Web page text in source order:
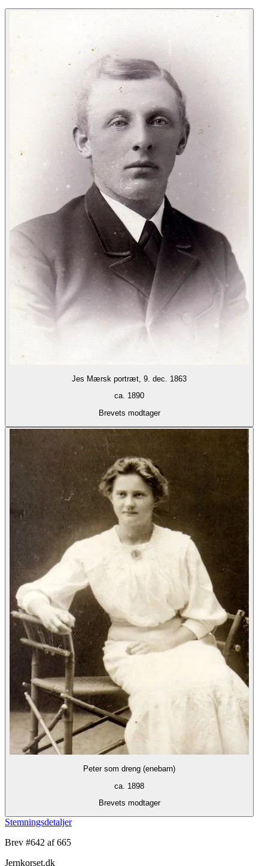
Jes Mærsk portræt, 9. dec. 1863
ca. 1890
Brevets modtager
Peter som dreng (enebarn)
ca. 1898
Brevets modtager
Stemningsdetaljer
Brev #642 af 665
Jernkorset.dk